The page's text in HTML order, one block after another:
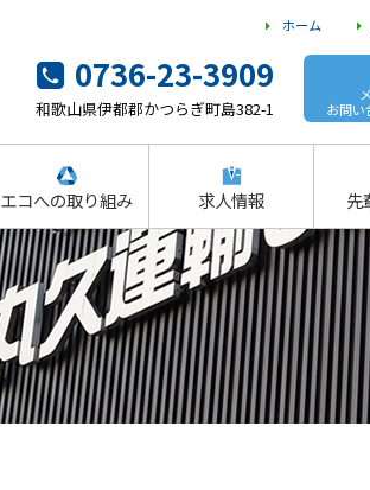
ホーム
0736-23-3909
和歌山県伊都郡かつらぎ町島382-1
お問い
エコへの取り組み 求人情報 先